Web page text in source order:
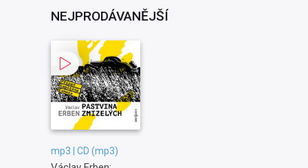
NEJPRODÁVANĚJŠÍ
mp3 | CD (mp3)